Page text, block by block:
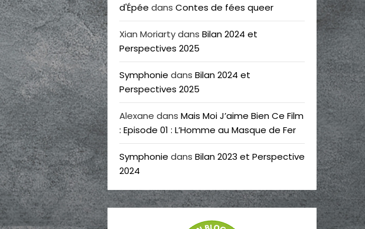
d'Épée dans Contes de fées queer
Xian Moriartydans Bilan 2024 et
Perspectives 2025
Symphonie dans Bilan 2024 et
Perspectives 2025
Alexane dans Mais Moi J’aime Bien Ce Film
: Episode 01 : L’Homme au Masque de Fer
Symphonie dans Bilan 2023 et Perspective
2024